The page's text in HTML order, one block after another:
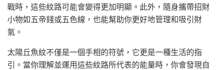
戰時，這些紋路可能會變得更加明顯。此外，隨身攜帶招財
小物如五帝錢或五色線，也能幫助你更好地管理和吸引財
氣。
太陽丘魚紋不僅是一個手相的符號，它更是一種生活的指
引。當你理解並運用這些紋路所代表的能量時，你會發現自